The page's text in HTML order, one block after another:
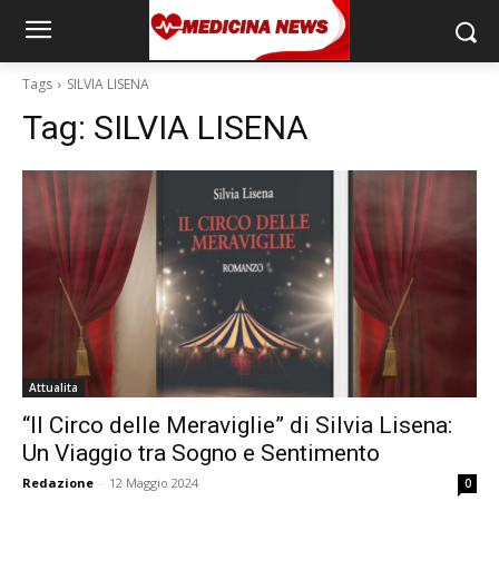
Tags SILVIA LISENA
Tag: SILVIA LISENA
Attualita
“Il Circo delle Meraviglie” di Silvia Lisena:
Un Viaggio tra Sogno e Sentimento
Redazione - 12 Maggio 2024 0